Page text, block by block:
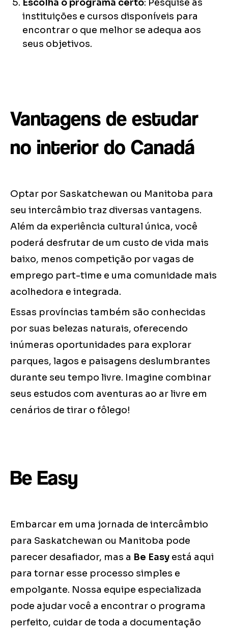
Escolha o programa certo: Pesquise as
instituições e cursos disponíveis para
encontrar o que melhor se adequa aos
seus objetivos.
Vantagens de estudar
no interior do Canadá
Optar por Saskatchewan ou Manitoba para
seu intercâmbio traz diversas vantagens.
Além da experiência cultural única, você
poderá desfrutar de um custo de vida mais
baixo, menos competição por vagas de
emprego part-time e uma comunidade mais
acolhedora e integrada.
Essas províncias também são conhecidas
por suas belezas naturais, oferecendo
inúmeras oportunidades para explorar
parques, lagos e paisagens deslumbrantes
durante seu tempo livre. Imagine combinar
seus estudos com aventuras ao ar livre em
cenários de tirar o fôlego!
Be Easy
Embarcar em uma jornada de intercâmbio
para Saskatchewan ou Manitoba pode
parecer desafiador, mas a Be Easy está aqui
para tornar esse processo simples e
empolgante. Nossa equipe especializada
pode ajudar você a encontrar o programa
perfeito, cuidar de toda a documentação